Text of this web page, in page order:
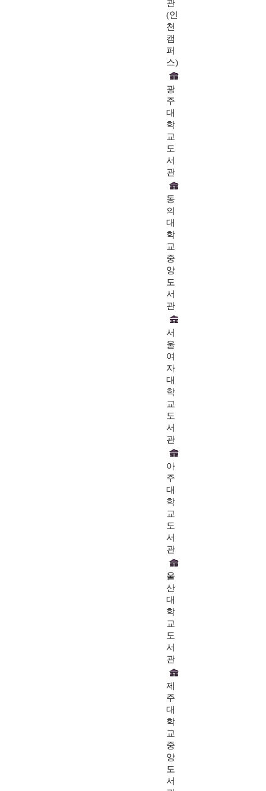
관
(인
천
캠
퍼
스)
광
주
대
학
교
도
서
관
동
의
대
학
교
중
앙
도
서
관
서
울
여
자
대
학
교
도
서
관
아
주
대
학
교
도
서
관
울
산
대
학
교
도
서
관
제
주
대
학
교
중
앙
도
서